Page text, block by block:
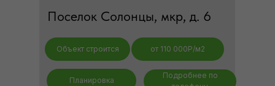
Поселок Солонцы, мкр, д. 6
Объект строится
Планировка
от 110 000P/м2
Подробнее по